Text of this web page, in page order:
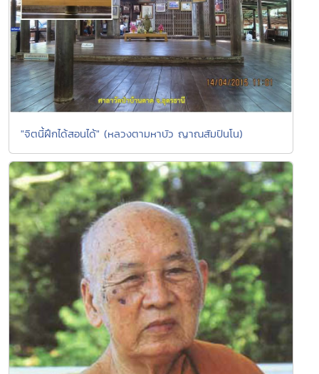
"จิตนี้ฝึกได้สอนได้" (หลวงตามหาบัว ญาณสัมปันโน)